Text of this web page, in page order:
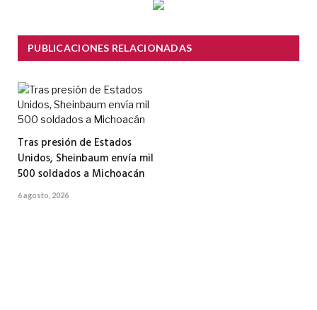
PUBLICACIONES RELACIONADAS
Tras presión de Estados
Unidos, Sheinbaum envía mil
500 soldados a Michoacán
6 agosto, 2026